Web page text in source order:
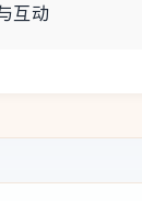
互动